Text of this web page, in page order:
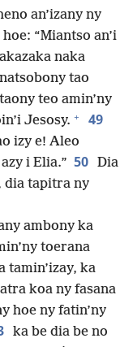
an’izany ny
“Miantso an’i
naka
tao
teo amin’ny
Jesosy. + 49
izy e! Aleo
i Elia.” 50 Dia
dia tapitra ny
ambony ka
toerana
tamin’izay, ka
koa ny fasana
hoe ny fatin’ny
ka be dia be no